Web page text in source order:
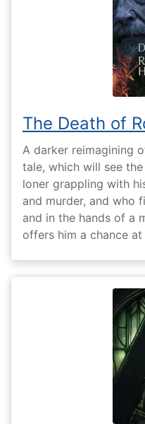
The Death of
A darker reimagining
tale, which will see
loner grappling with
and murder, and who
and in the hands of a
offers him a chance